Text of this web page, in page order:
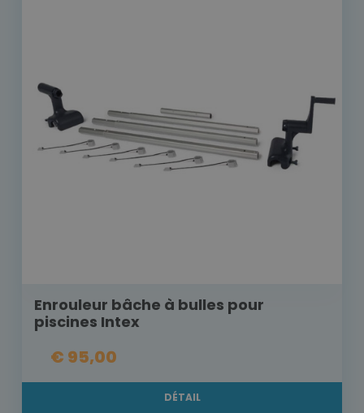
Enrouleur bâche à bulles pour
piscines Intex
€ 95,00
DÉTAIL